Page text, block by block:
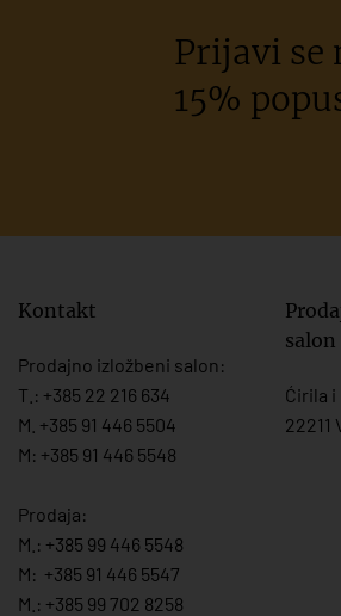
Prijavi se
15%
Kontakt
Prodajno izložbeni salon:
T.: +385 22 216 634
M. +385 91 446 5504
M: +385 91 446 5548
Prodaja:
M.: +385 99 446 5548
M: +385 91 446 5547
M.: +385 99 702 8258
salon
Ćirila i
22211